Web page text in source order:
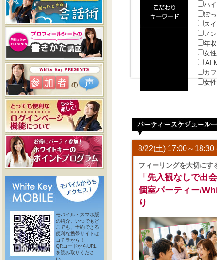
モバイル・スマホ版
の紹介。いつでもど
こでも、予約できる
便利な携帯サイトは
コチラから！
QRコードからURL
を読み取りくださ
い。
ハ
ぽ
ス
ノ
年
女
AI
カ
女
8/22(土) 17:00～18:30
フィーリングを大切にす
「先入観なしで出
個室パーティー/
り